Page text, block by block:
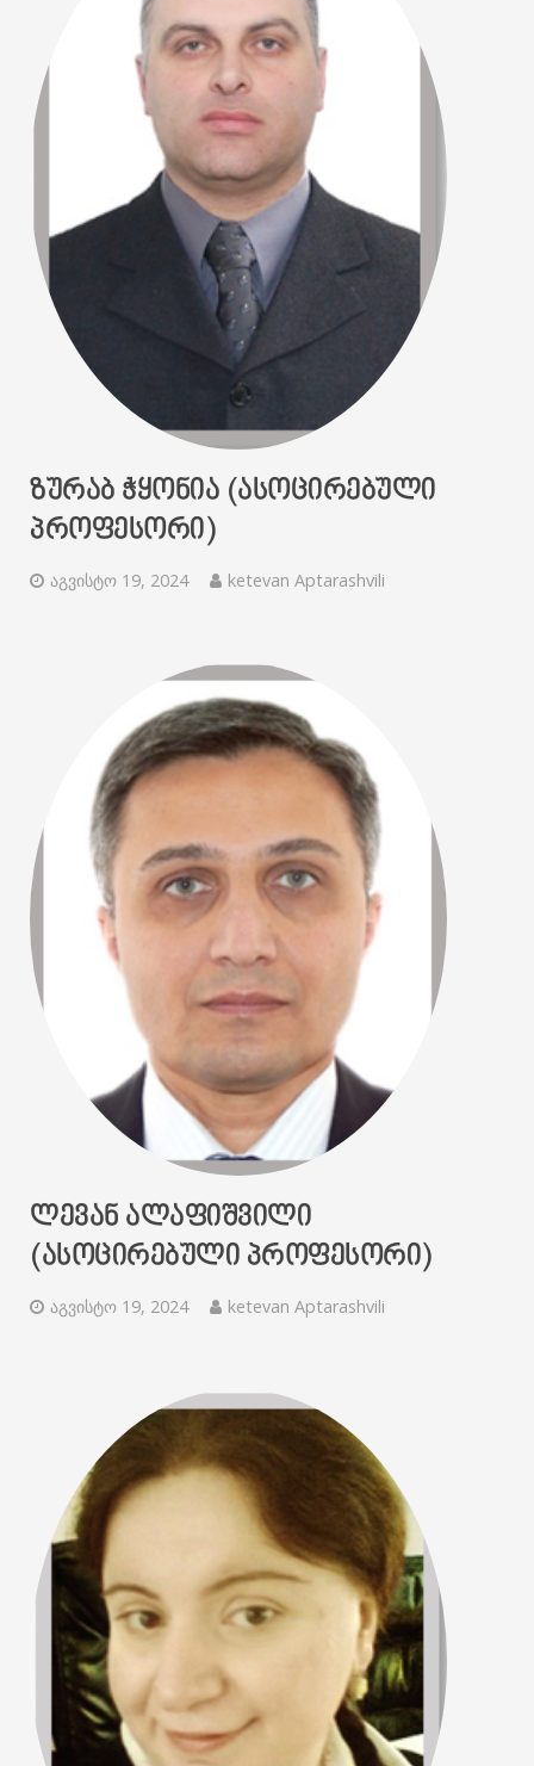
ᲖᲣᲠᲐᲑ ᲭᲧᲝᲜᲘᲐ (ᲐᲡᲝᲪᲘᲠᲔᲑᲣᲚᲘ
ᲞᲠᲝᲤᲔᲡᲝᲠᲘ)
აგვისტო 19, 2024 ketevan Aptarashvili
ᲚᲔᲕᲐᲜ ᲐᲚᲐᲤᲘᲨᲕᲘᲚᲘ
(ᲐᲡᲝᲪᲘᲠᲔᲑᲣᲚᲘ ᲞᲠᲝᲤᲔᲡᲝᲠᲘ)
აგვისტო 19, 2024 ketevan Aptarashvili